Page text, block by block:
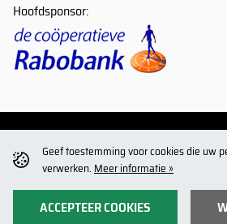
Geef toestemming voor cookies die uw
verwerken. Meer informatie »
ACCEPTEER COOKIES
Hoofdsponsor:
Volg ons op:
©
Privacy statement Disclaimer